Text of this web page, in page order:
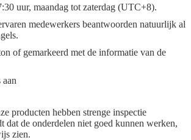
uur, maandag tot zaterdag (UTC+8).
medewerkers beantwoorden natuurlijk al
of gemarkeerd met de informatie van de
producten hebben strenge inspectie
dat de onderdelen niet goed kunnen werken,
zien.